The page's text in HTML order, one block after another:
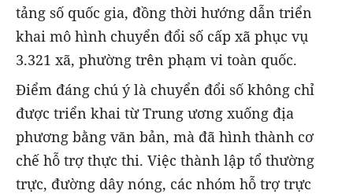
tảng số quốc gia, đồng thời hướng dẫn triển
khai mô hình chuyển đổi số cấp xã phục vụ
3.321 xã, phường trên phạm vi toàn quốc.
Điểm đáng chú ý là chuyển đổi số không chỉ
được triển khai từ Trung ương xuống địa
phương bằng văn bản, mà đã hình thành cơ
chế hỗ trợ thực thi. Việc thành lập tổ thường
trực, đường dây nóng, các nhóm hỗ trợ trực